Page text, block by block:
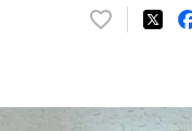
い
数